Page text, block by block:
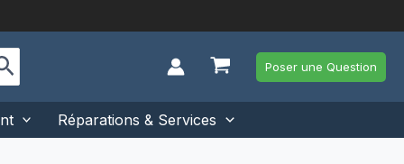
Poser une Question
Réparations & Services